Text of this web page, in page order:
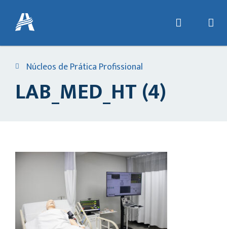
Núcleos de Prática Profissional
LAB_MED_HT (4)